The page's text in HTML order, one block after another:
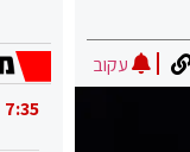
עקוב
7:35